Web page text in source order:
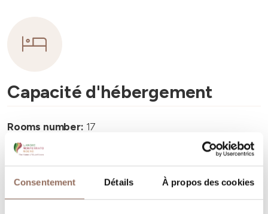
Consentement Détails À propos des cookies
Capacité d'hébergement
Rooms number: 17
Nombre de salles de bains:
Beds number:34